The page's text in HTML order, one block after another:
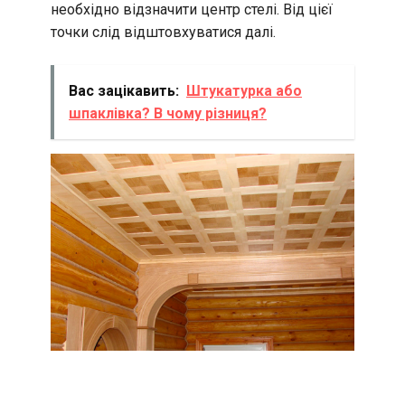
необхідно відзначити центр стелі. Від цієї
точки слід відштовхуватися далі.
Вас зацікавить: Штукатурка або
шпаклівка? В чому різниця?